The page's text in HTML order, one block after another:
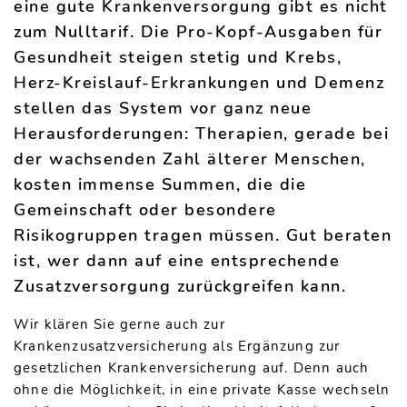
eine gute Krankenversorgung gibt es nicht
zum Nulltarif. Die Pro-Kopf-Ausgaben für
Gesundheit steigen stetig und Krebs,
Herz-Kreislauf-Erkrankungen und Demenz
stellen das System vor ganz neue
Herausforderungen: Therapien, gerade bei
der wachsenden Zahl älterer Menschen,
kosten immense Summen, die die
Gemeinschaft oder besondere
Risikogruppen tragen müssen. Gut beraten
ist, wer dann auf eine entsprechende
Zusatzversorgung zurückgreifen kann.
Wir klären Sie gerne auch zur
Krankenzusatzversicherung als Ergänzung zur
gesetzlichen Krankenversicherung auf. Denn auch
ohne die Möglichkeit, in eine private Kasse wechseln